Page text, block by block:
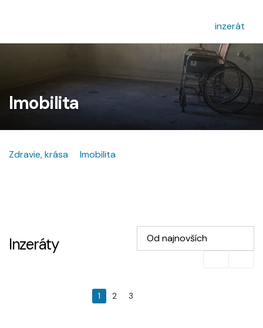
inzerát
Imobilita
Zdravie, krása Imobilita
Inzeráty Od najnovších
1 2 3